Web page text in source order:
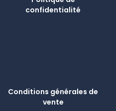
confidentialité
Conditions générales de
vente